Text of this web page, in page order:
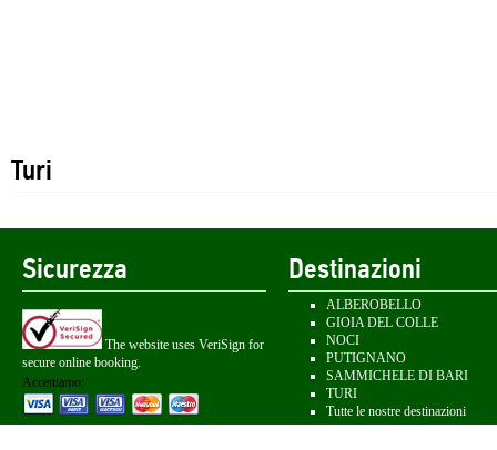
Turi
Sicurezza
The website uses VeriSign for
secure online booking.
Accettiamo:
Destinazioni
ALBEROBELLO
GIOIA DEL COLLE
NOCI
PUTIGNANO
SAMMICHELE DI BARI
TURI
Tutte le nostre destinazioni